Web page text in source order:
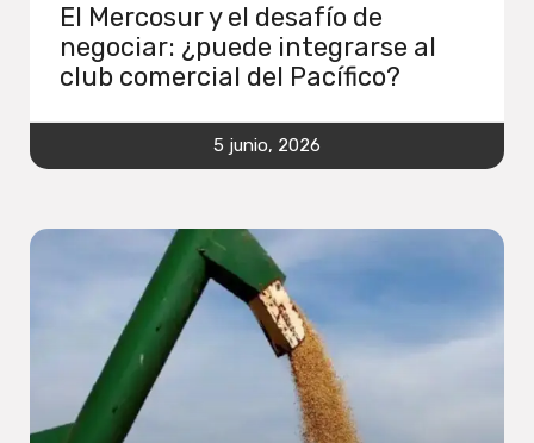
El Mercosur y el desafío de
negociar: ¿puede integrarse al
club comercial del Pacífico?
5 junio, 2026